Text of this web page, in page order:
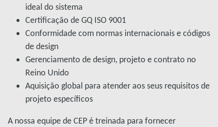
ideal do sistema
Certificação de GQ ISO 9001
Conformidade com normas internacionais e códigos
de design
Gerenciamento de design, projeto e contrato no
Reino Unido
Aquisição global para atender aos seus requisitos de
projeto específicos
A nossa equipe de CEP é treinada para fornecer